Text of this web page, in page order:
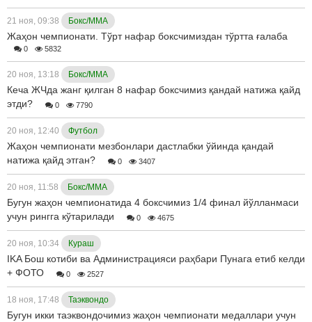
21 ноя, 09:38 Бокс/ММА
Жаҳон чемпионати. Тўрт нафар боксчимиздан тўртта ғалаба
0 5832
20 ноя, 13:18 Бокс/ММА
Кеча ЖЧда жанг қилган 8 нафар боксчимиз қандай натижа қайд
этди?
0 7790
20 ноя, 12:40 Футбол
Жаҳон чемпионати мезбонлари дастлабки ўйинда қандай
натижа қайд этган?
0 3407
20 ноя, 11:58 Бокс/ММА
Бугун жаҳон чемпионатида 4 боксчимиз 1/4 финал йўлланмаси
учун рингга кўтарилади
0 4675
20 ноя, 10:34 Кураш
IKA Бош котиби ва Администрацияси раҳбари Пунага етиб келди
+ ФОТО
0 2527
18 ноя, 17:48 Таэквондо
Бугун икки таэквондочимиз жаҳон чемпионати медаллари учун